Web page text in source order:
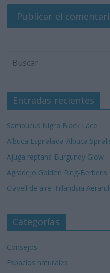
Entradas recientes
Sambucus Nigra Black Lace
Albuca Espiralada-Albuca
Ajuga reptans Burgundy Glow
Agradejo Golden Ring-Berberis
Clavell de aire-Tillandsia
Categorías
Consejos
Espacios naturales